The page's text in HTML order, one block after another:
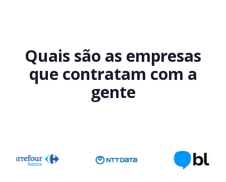
Quais são as empresas
que contratam com a
gente